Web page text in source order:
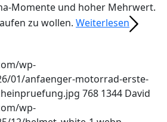
Momente und hoher Mehrwert.
zu wollen. Weiterlesen
wp-
01/anfaenger-motorrad-erste-
768 1344 David
wp-